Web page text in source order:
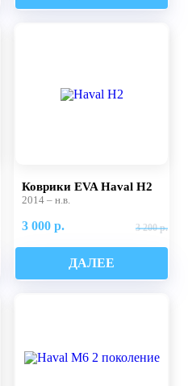
Коврики EVA Haval H2
2014 – н.в.
3 000 р. 3 200 р.
ДАЛЕЕ